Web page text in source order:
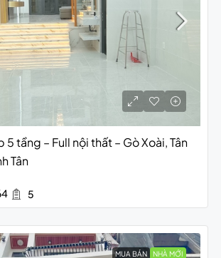
5 tầng – Full nội thất – Gò Xoài, Tân
Tân
5
MUA BÁN NHÀ MỚI